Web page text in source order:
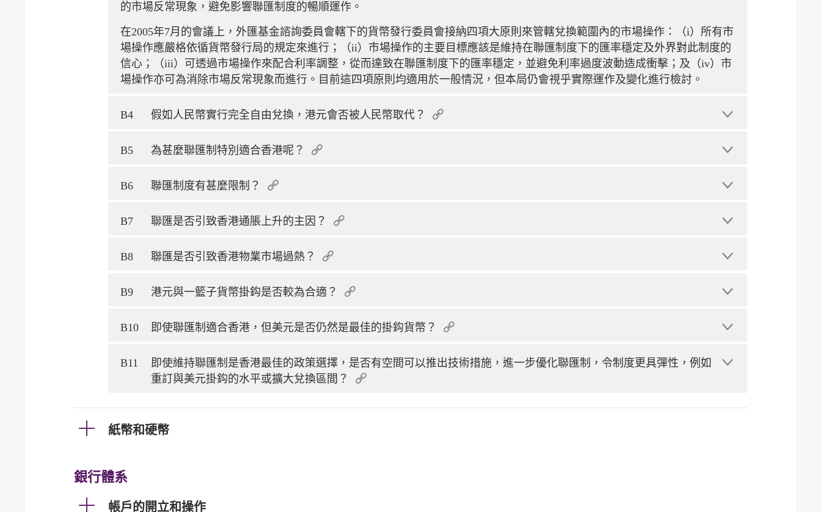
的市場反常現象，避免影響聯匯制度的暢順運作。
在2005年7月的會議上，外匯基金諮詢委員會轄下的貨幣發行委員會接納四項大原則來管轄兌換範圍內的市場操作：（i）所有市
場操作應嚴格依循貨幣發行局的規定來進行；（ii）市場操作的主要目標應該是維持在聯匯制度下的匯率穩定及外界對此制度的
信心；（iii）可透過市場操作來配合利率調整，從而達致在聯匯制度下的匯率穩定，並避免利率過度波動造成衝擊；及（iv）市
場操作亦可為消除市場反常現象而進行。目前這四項原則均適用於一般情況，但本局仍會視乎實際運作及變化進行檢討。
B4 假如人民幣實行完全自由兌換，港元會否被人民幣取代？
B5 為甚麼聯匯制特別適合香港呢？
B6 聯匯制度有甚麼限制？
B7 聯匯是否引致香港通脹上升的主因？
B8 聯匯是否引致香港物業市場過熱？
B9 港元與一籃子貨幣掛鈎是否較為合適？
B10 即使聯匯制適合香港，但美元是否仍然是最佳的掛鈎貨幣？
B11
即使維持聯匯制是香港最佳的政策選擇，是否有空間可以推出技術措施，進一步優化聯匯制，令制度更具彈性，例如
重訂與美元掛鈎的水平或擴大兌換區間？
紙幣和硬幣
銀行體系
帳戶的開立和操作